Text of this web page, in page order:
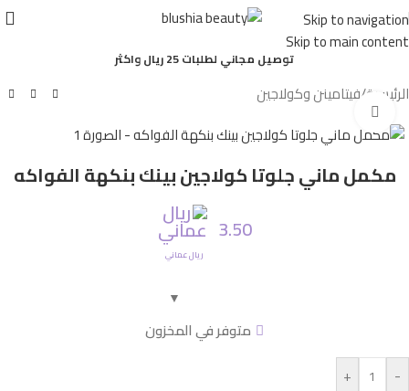
Skip to navigation
Skip to main content
توصيل مجاني لطلبات 25 ريال واكثر
الرئيسية/فيتامينن وكولاجين
مكمل ماني جلوتا كولاجين بينك بنكهة الفواكه
3.50
ريال عماني
متوفر في المخزون
-
+